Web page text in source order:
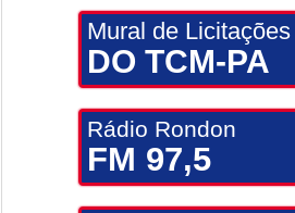
Mural de Licitações
DO TCM-PA
Rádio Rondon
FM 97,5